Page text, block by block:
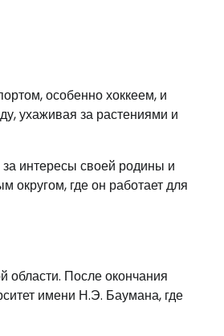
особенно хоккеем, и
ухаживая за растениями и
интересы своей родины и
где он работает для
области. После окончания
имени Н.Э. Баумана, где